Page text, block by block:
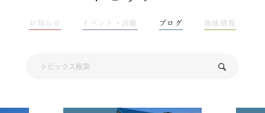
お知らせ イベント・活動 ブログ 地域情報